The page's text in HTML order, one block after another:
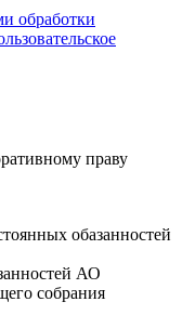
обработки
праву
обазанностей
АО
собрания